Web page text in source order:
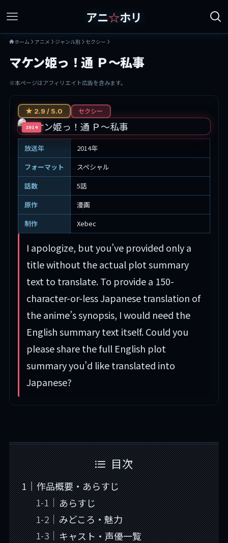
アニ☆ホリ
ホーム アニメ ジャンル別 セクシー
マケン姫っ！通 Ｐ～私事
※本ページはアフィリエイト広告を含みます。
2014
★ 2.9 / 5.0 セクシー
放送年
2014年
フォーマット
スペシャル
話数
5話
原作
漫画
制作
Xebec
I apologize, but you’ve provided only a
title without the actual plot summary
text to translate. To provide a 150-
character-or-less Japanese translation of
the anime’s synopsis, I would need the
English summary text itself. Could you
please share the full English plot
summary you’d like translated into
Japanese?
目次
作品概要・あらすじ
あらすじ
みどころ・魅力
キャスト・声優一覧